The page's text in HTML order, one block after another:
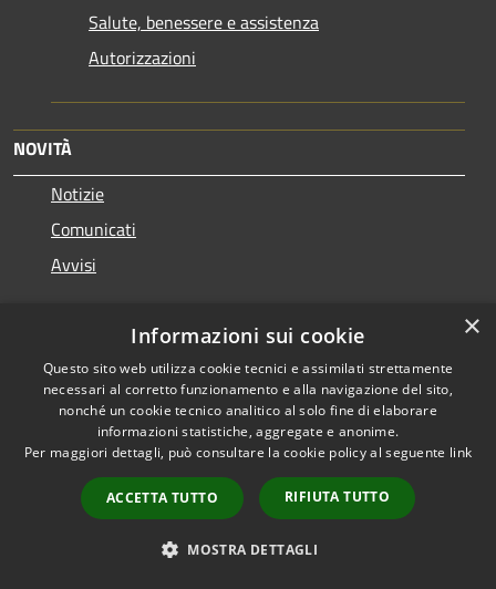
Salute, benessere e assistenza
Autorizzazioni
NOVITÀ
Notizie
Comunicati
Avvisi
Luoghi
Eventi
CONTATTI
Comune di Erba
P.zza Prepositurale, 1 - 22036 Erba (CO) - 22036 - Erba
×
Informazioni sui cookie
Questo sito web utilizza cookie tecnici e assimilati strettamente
necessari al corretto funzionamento e alla navigazione del sito,
nonché un cookie tecnico analitico al solo fine di elaborare
informazioni statistiche, aggregate e anonime.
Per maggiori dettagli, può consultare la cookie policy al seguente link
ACCETTA TUTTO RIFIUTA TUTTO
MOSTRA DETTAGLI